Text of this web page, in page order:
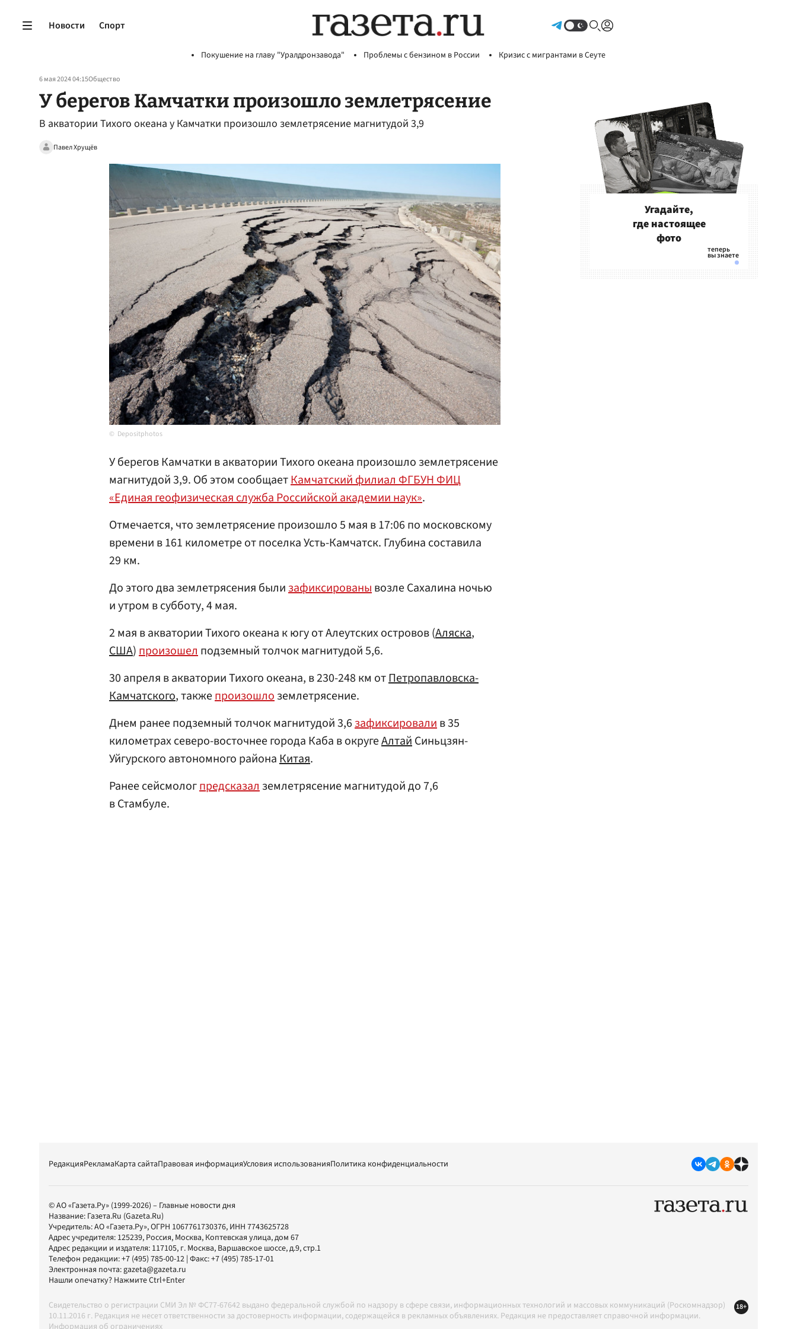
Новости Спорт
Покушение на главу "Уралдронзавода" Проблемы с бензином в России Кризис с мигрантами в Сеуте
6 мая 2024 04:15Общество
У берегов Камчатки произошло землетрясение
В акватории Тихого океана у Камчатки произошло землетрясение магнитудой 3,9
Павел Хрущёв
Depositphotos
У берегов Камчатки в акватории Тихого океана произошло землетрясение
магнитудой 3,9. Об этом сообщаетКамчатский филиал ФГБУН ФИЦ
«Единая геофизическая служба Российской академии наук».
Отмечается, что землетрясение произошло 5 мая в 17:06 по московскому
времени в 161 километре от поселка Усть-Камчатск. Глубина составила
29 км.
До этого два землетрясения былизафиксированывозле Сахалина ночью
и утром в субботу, 4 мая.
2 мая в акватории Тихого океана к югу от Алеутских островов (Аляска,
США)произошелподземный толчок магнитудой 5,6.
30 апреля в акватории Тихого океана, в 230-248 км отПетропавловска-
Камчатского, такжепроизошлоземлетрясение.
Днем ранее подземный толчок магнитудой 3,6зафиксировалив 35
километрах северо-восточнее города Каба в округеАлтайСиньцзян-
Уйгурского автономного районаКитая.
Ранее сейсмологпредсказалземлетрясение магнитудой до 7,6
в Стамбуле.
Угадайте,
где настоящее
фото
РедакцияРекламаКарта сайтаПравовая информацияУсловия использованияПолитика конфиденциальности
© АО «Газета.Ру» (1999-2026) – Главные новости дня
Название: Газета.Ru (Gazeta.Ru)
Учредитель:АО «Газета.Ру», ОГРН 1067761730376, ИНН 7743625728
Адрес учредителя: 125239, Россия, Москва, Коптевская улица, дом 67
Адрес редакции и издателя: 117105, г. Москва, Варшавское шоссе, д.9, стр.1
Телефон редакции:+7 (495) 785-00-12 | Факс:+7 (495) 785-17-01
Электронная почта:gazeta@gazeta.ru
Нашли опечатку? Нажмите Ctrl+Enter
Свидетельство о регистрации СМИ Эл № ФС77-67642 выдано федеральной службой по надзору в сфере связи, информационных технологий и массовых коммуникаций (Роскомнадзор)
10.11.2016 г. Редакция не несет ответственности за достоверность информации, содержащейся в рекламных объявлениях. Редакция не предоставляет справочной информации.
Информация об ограничениях
18+